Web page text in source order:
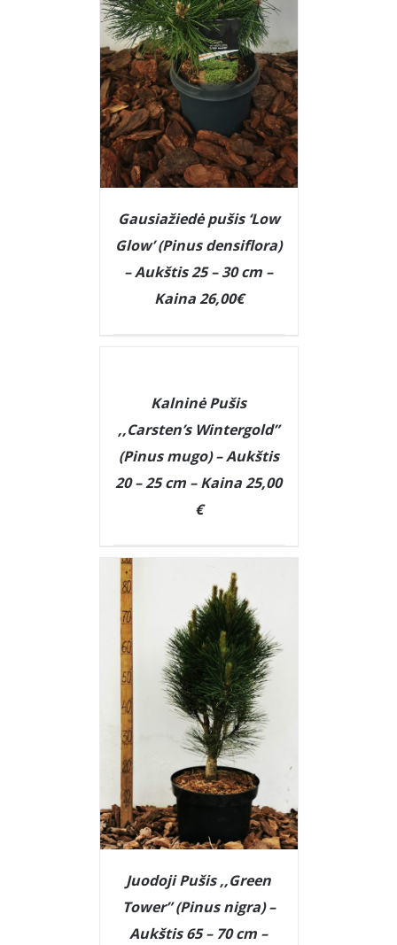
Gausiažiedė pušis ‘Low
Glow’ (Pinus densiflora)
– Aukštis 25 – 30 cm –
Kaina 26,00€
Kalninė Pušis
,,Carsten’s Wintergold”
(Pinus mugo) – Aukštis
20 – 25 cm – Kaina 25,00
€
Juodoji Pušis ,,Green
Tower” (Pinus nigra) –
Aukštis 65 – 70 cm –